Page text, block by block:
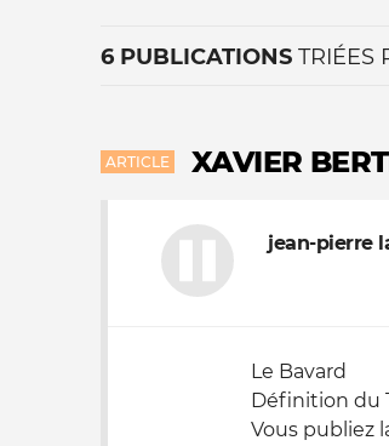
La vie du site
6 PUBLICATIONS TRIÉES
ARTICLE XAVIER
jean-pierre
Le Bavard
Définition du
Vous publiez